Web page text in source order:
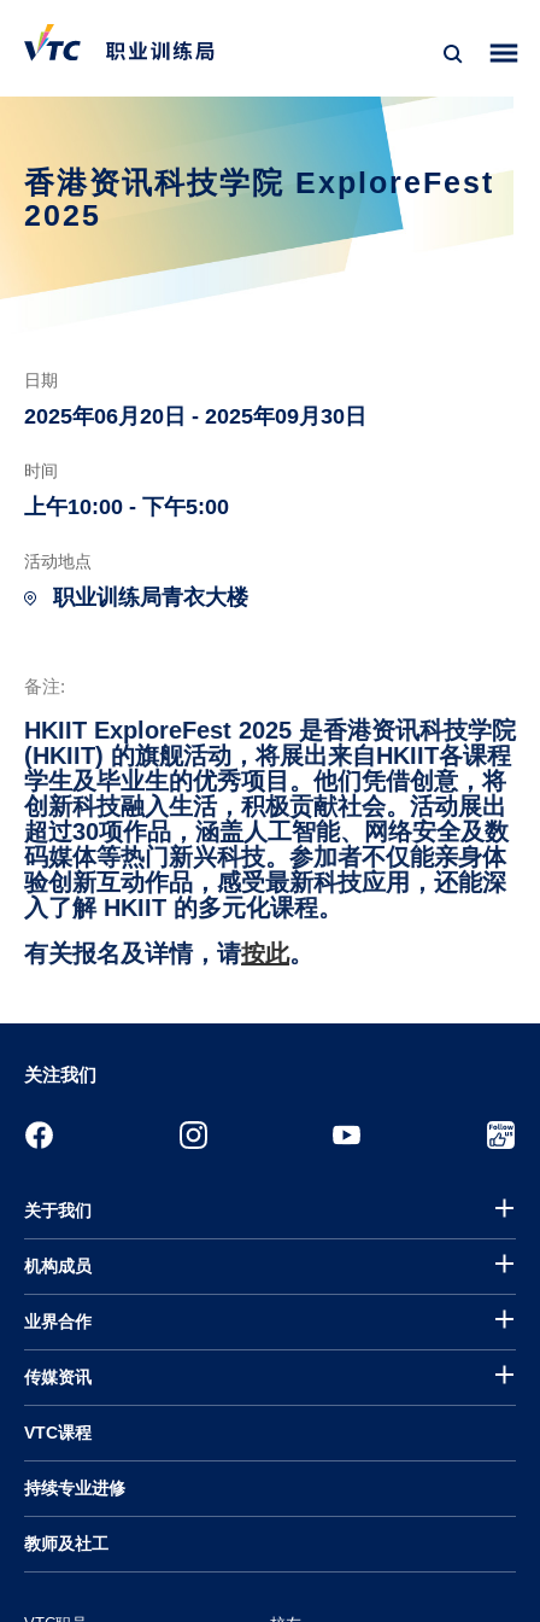
香港资讯科技学院 ExploreFest
2025
日期
2025年06月20日 - 2025年09月30日
时间
上午10:00 - 下午5:00
活动地点
职业训练局青衣大楼
备注:
HKIIT ExploreFest 2025 是香港资讯科技学院
(HKIIT) 的旗舰活动，将展出来自HKIIT各课程
学生及毕业生的优秀项目。他们凭借创意，将
创新科技融入生活，积极贡献社会。活动展出
超过30项作品，涵盖人工智能、网络安全及数
码媒体等热门新兴科技。参加者不仅能亲身体
验创新互动作品，感受最新科技应用，还能深
入了解 HKIIT 的多元化课程。
有关报名及详情，请按此。
关注我们
关于我们
机构成员
业界合作
传媒资讯
VTC课程
持续专业进修
教师及社工